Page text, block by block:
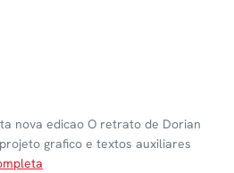
nova edicao O retrato de Dorian
grafico e textos auxiliares